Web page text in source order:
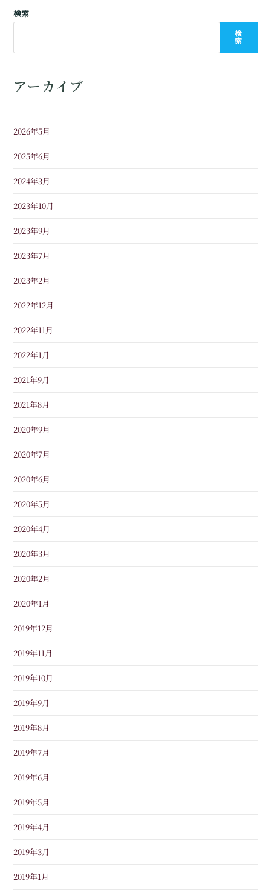
検索
検
索
アーカイブ
2026年5月
2025年6月
2024年3月
2023年10月
2023年9月
2023年7月
2023年2月
2022年12月
2022年11月
2022年1月
2021年9月
2021年8月
2020年9月
2020年7月
2020年6月
2020年5月
2020年4月
2020年3月
2020年2月
2020年1月
2019年12月
2019年11月
2019年10月
2019年9月
2019年8月
2019年7月
2019年6月
2019年5月
2019年4月
2019年3月
2019年1月